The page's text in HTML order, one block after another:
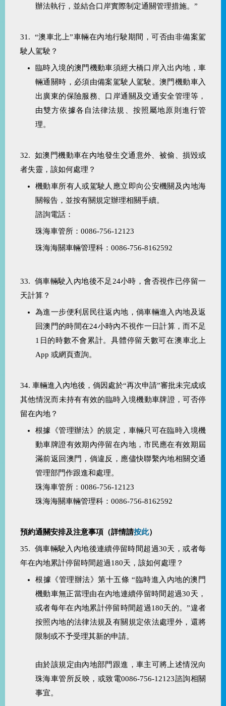
辦法執行，並結合口岸實際制定通關管理措施。”
31. “澳車北上”車輛在內地行駛期間，可否由非備案駕
駛人駕駛？
臨時入境的澳門機動車須經大橋口岸入出內地，車
輛通關時，必須由備案駕駛人駕駛。澳門機動車入
出廣東的保險服務、口岸通關及交通安全管理等，
由雙方依據各自法律法規、按照屬地原則進行管
理。
32. 如澳門機動車在內地發生交通意外、被偷、損毀或
者失靈，該如何處理？
機動車所有人或駕駛人應立即向公安機關及內地海
關報告，並按有關規定辦理相關手續。
諮詢電話：
珠海車管所：0086-756-12123
珠海海關車輛管理科：0086-756-8162592
33. 倘車輛駛入內地後不足24小時，會否視作已停留一
天計算？
為進一步便利居民往返內地，倘車輛進入內地及返
回澳門的時間在24小時內不視作一日計算，而不足
1日的時數不會累計。具體停留天數可在澳車北上
App 或網頁查詢。
34. 車輛進入內地後，倘因處於“再次申請”審批未完成或
其他情況而未持有有效的臨時入境機動車牌證，可否停
留在內地？
根據《管理辦法》的規定，車輛只可在臨時入境機
動車牌證有效期內停留在內地，市民應在有效期屆
滿前返回澳門，倘違反，應儘快聯繫內地相關交通
管理部門作跟進和處理。
珠海車管所：0086-756-12123
珠海海關車輛管理科：0086-756-8162592
預約通關安排及注意事項（詳情請按此）
35. 倘車輛駛入內地後連續停留時間超過30天，或者每
年在內地累計停留時間超過180天，該如何處理？
根據《管理辦法》第十五條 “臨時進入內地的澳門
機動車無正當理由在內地連續停留時間超過30天，
或者每年在內地累計停留時間超過180天的。”違者
按照內地的法律法規及有關規定依法處理外，還將
限制或不予受理其新的申請。
由於該規定由內地部門跟進，車主可將上述情況向
珠海車管所反映，或致電0086-756-12123諮詢相關
事宜。